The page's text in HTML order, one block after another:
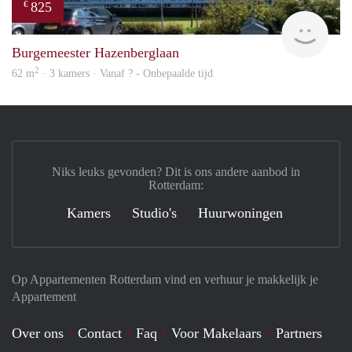
€ 825
rent
Burgemeester Hazenberglaan
62 m2 · 3 kamers · Vanaf ? - Onbepaalde tijd
Op Appartementen Rotterdam vind en verhuur je makkelijk je
Appartement
Over ons Contact Faq Voor Makelaars Partners
Niks leuks gevonden? Dit is ons andere aanbod in
Rotterdam:
Kamers Studio's Huurwoningen